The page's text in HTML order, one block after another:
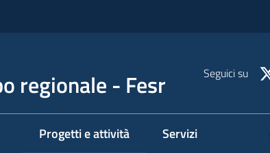
regionale - Fesr Seguici su
Progetti e attività
Menu selezionato Servizi